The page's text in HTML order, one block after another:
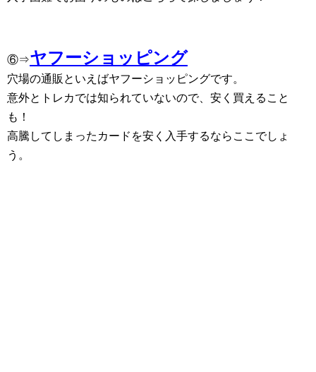
⑥⇒ヤフーショッピング
穴場の通販といえばヤフーショッピングです。
意外とトレカでは知られていないので、安く買えること
も！
高騰してしまったカードを安く入手するならここでしょ
う。